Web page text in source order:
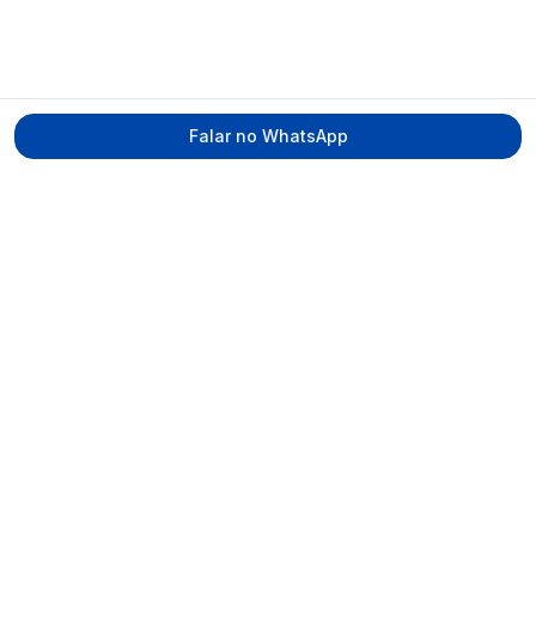
Falar no WhatsApp